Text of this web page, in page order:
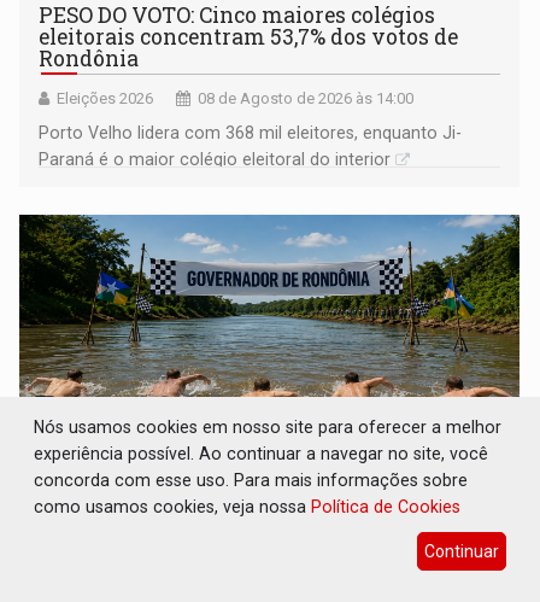
PESO DO VOTO: Cinco maiores colégios
eleitorais concentram 53,7% dos votos de
Rondônia
Eleições 2026 08 de Agosto de 2026 às 14:00
Porto Velho lidera com 368 mil eleitores, enquanto Ji-
Paraná é o maior colégio eleitoral do interior
COLUNA SEMANAL: Largada foi dada e
candidatos ao Governo de RO partem para
Nós usamos cookies em nosso site para oferecer a melhor
experiência possível. Ao continuar a navegar no site, você
concorda com esse uso. Para mais informações sobre
como usamos cookies, veja nossa Política de Cookies
Continuar